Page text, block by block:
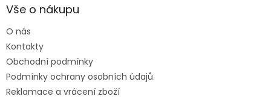
aVše o nákupu
O nás
Kontakty
Obchodní podmínky
Podmínky ochrany osobních údajů
Reklamace a vrácení zboží